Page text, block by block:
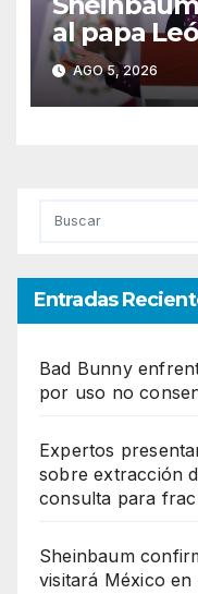
al papa
con el
del
AGO 5, 2026
Entradas
Bad Bunny
por uso no
Expertos
sobre extracción
consulta para
Sheinbaum
visitará México